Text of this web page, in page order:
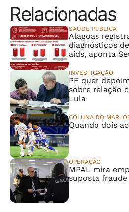
Relacionadas
SAÚDE PÚBLICA
Alagoas
diagnósticos
aids, aponta
INVESTIGAÇÃO
PF quer
sobre relação
Lula
COLUNA DO
Quando dois
OPERAÇÃO
MPAL mira
suposta fraude